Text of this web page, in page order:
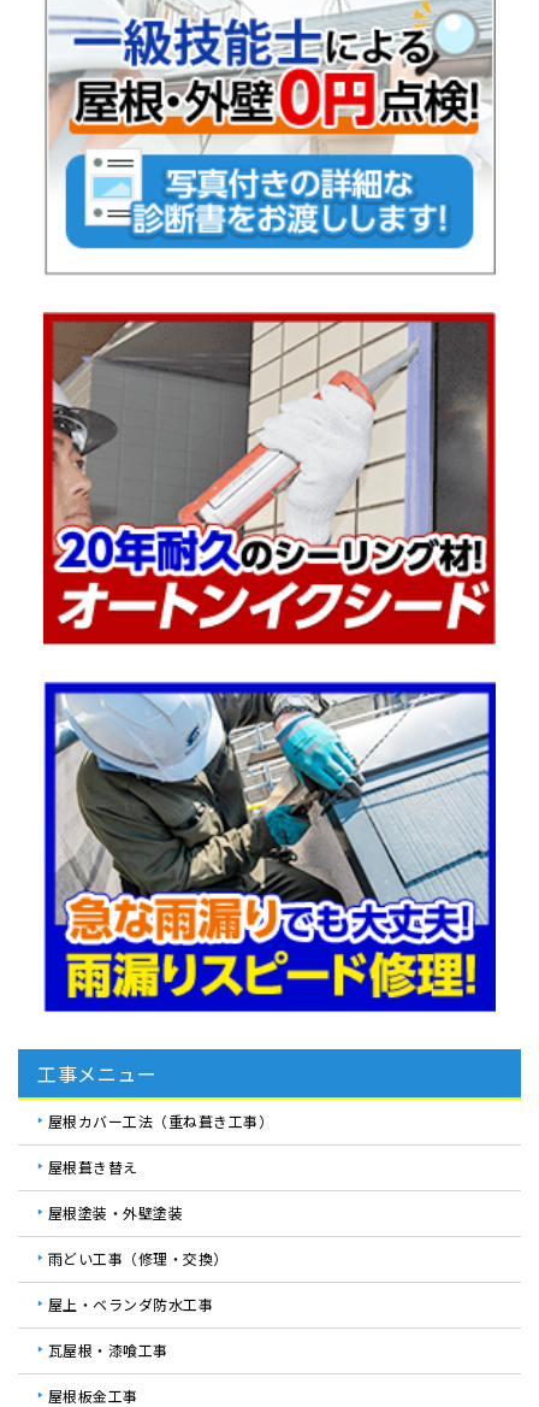
工事メニュー
屋根カバー工法（重ね葺き工事）
屋根葺き替え
屋根塗装・外壁塗装
雨どい工事（修理・交換）
屋上・ベランダ防水工事
瓦屋根・漆喰工事
屋根板金工事